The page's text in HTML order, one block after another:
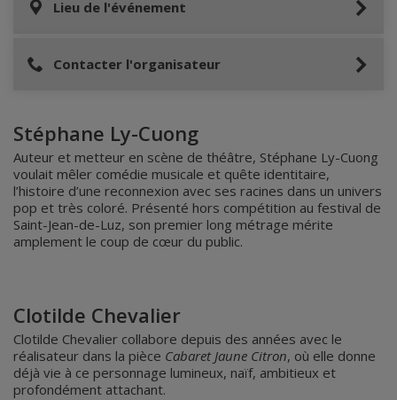
Lieu de l'événement
Contacter l'organisateur
Stéphane Ly-Cuong
Auteur et metteur en scène de théâtre, Stéphane Ly-Cuong
voulait mêler comédie musicale et quête identitaire,
l’histoire d’une reconnexion avec ses racines dans un univers
pop et très coloré. Présenté hors compétition au festival de
Saint-Jean-de-Luz, son premier long métrage mérite
amplement le coup de cœur du public.
Clotilde Chevalier
Clotilde Chevalier collabore depuis des années avec le
réalisateur dans la pièce Cabaret Jaune Citron, où elle donne
déjà vie à ce personnage lumineux, naïf, ambitieux et
profondément attachant.